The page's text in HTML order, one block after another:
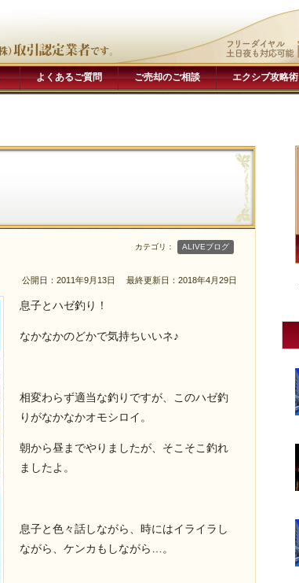
よくあるご質問 ご売却のご相談 エクシブ攻略術
カテゴリ： ALIVEブログ
公開日：2011年9月13日 最終更新日：2018年4月29日
息子とハゼ釣り！
なかなかのどかで気持ちいいネ♪
相変わらず適当な釣りですが、このハゼ釣
りがなかなかオモシロイ。
朝から昼までやりましたが、そこそこ釣れ
ましたよ。
息子と色々話しながら、時にはイライラし
ながら、ケンカもしながら…。